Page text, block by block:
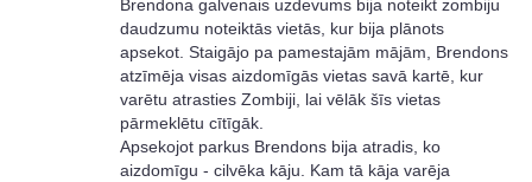
Brendona galvenais uzdevums bija noteikt zombiju
daudzumu noteiktās vietās, kur bija plānots
apsekot. Staigājo pa pamestajām mājām, Brendons
atzīmēja visas aizdomīgās vietas savā kartē, kur
varētu atrasties Zombiji, lai vēlāk šīs vietas
pārmeklētu cītīgāk.
Apsekojot parkus Brendons bija atradis, ko
aizdomīgu - cilvēka kāju. Kam tā kāja varēja